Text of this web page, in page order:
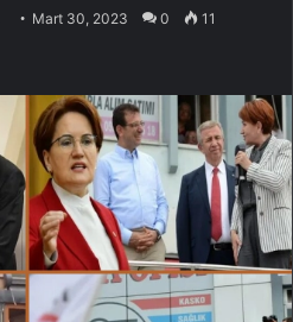
Mart 30, 2023 0 11